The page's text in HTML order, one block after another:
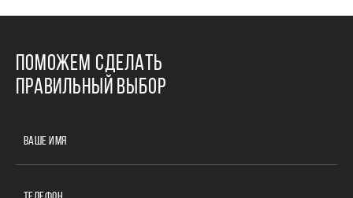
ПОМОЖЕМ СДЕЛАТЬ
ПРАВИЛЬНЫЙ ВЫБОР
ВАШЕ ИМЯ